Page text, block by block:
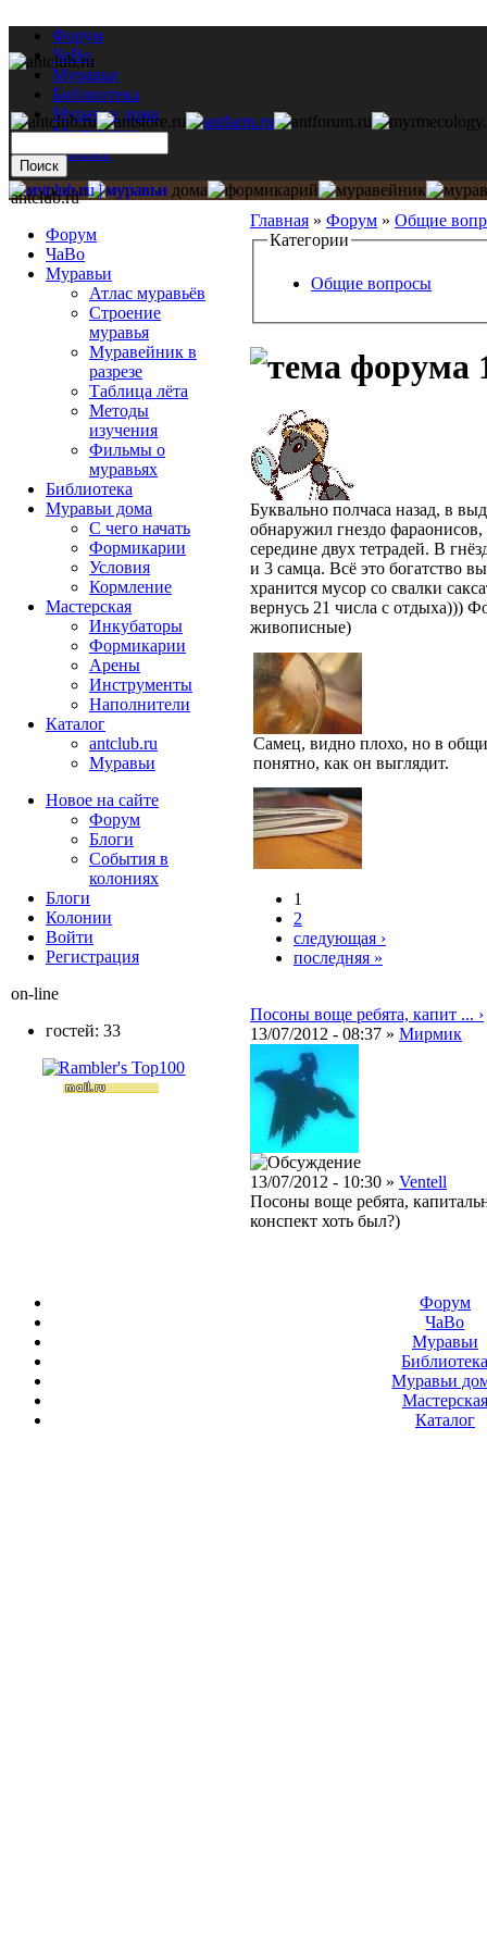
Форум
ЧаВо
Муравьи
Библиотека
Муравьи дома
Мастерская
Каталог
Главная » Форум » Общие
Категории
Общие вопросы
Буквально полчаса назад, в
обнаружил гнездо
середине двух тетрадей. В
и 3 самца. Всё это богатство
хранится мусор со свалки
вернусь 21 числа с отдыха)))
живописные)
Самец, видно плохо, но в
понятно, как он выглядит.
1
2
следующая ›
последняя »
Посоны воще ребята, капит ... ›
13/07/2012 - 08:37 » Мирмик
13/07/2012 - 10:30 » Ventell
Посоны воще ребята,
конспект хоть был?)
antclub.ru
Форум
ЧаВо
Муравьи
Атлас муравьёв
Строение
муравья
Муравейник в
разрезе
Таблица лёта
Методы
изучения
Фильмы о
муравьях
Библиотека
Муравьи дома
С чего начать
Формикарии
Условия
Кормление
Мастерская
Инкубаторы
Формикарии
Арены
Инструменты
Наполнители
Каталог
antclub.ru
Муравьи
Новое на сайте
Форум
Блоги
События в
колониях
Блоги
Колонии
Войти
Peгиcтpaция
on-line
гостей: 33
Форум
ЧаВо
Муравьи
Муравьи
Мастерская
Каталог